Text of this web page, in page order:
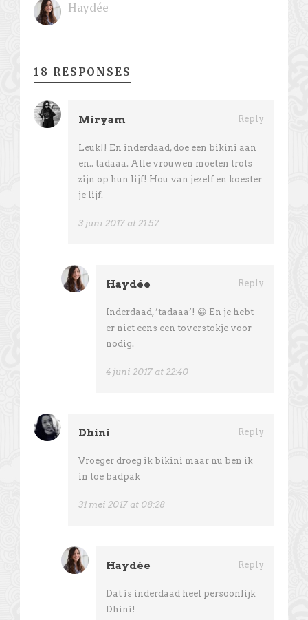
Haydée
18 RESPONSES
Miryam Reply
Leuk!! En inderdaad, doe een bikini aan
en.. tadaaa. Alle vrouwen moeten trots
zijn op hun lijf! Hou van jezelf en koester
je lijf.
3 juni 2017 at 21:57
Haydée Reply
Inderdaad, ’tadaaa’! 😀 En je hebt
er niet eens een toverstokje voor
nodig.
4 juni 2017 at 22:40
Dhini Reply
Vroeger droeg ik bikini maar nu ben ik
in toe badpak
31 mei 2017 at 08:28
Haydée Reply
Dat is inderdaad heel persoonlijk
Dhini!